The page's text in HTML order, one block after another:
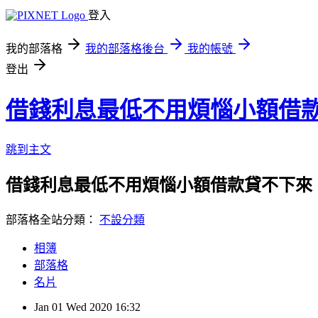
登入
我的部落格 我的部落格後台
我的帳號
登出
借錢利息最低不用煩惱小額借
跳到主文
借錢利息最低不用煩惱小額借款貸不下來
部落格全站分類： 不設分類
相簿
部落格
名片
Jan 01 Wed 2020 16:32